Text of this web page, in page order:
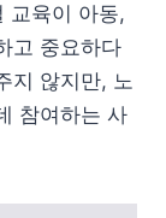
교육이 아동,
고 중요하다
지 않지만, 노
참여하는 사